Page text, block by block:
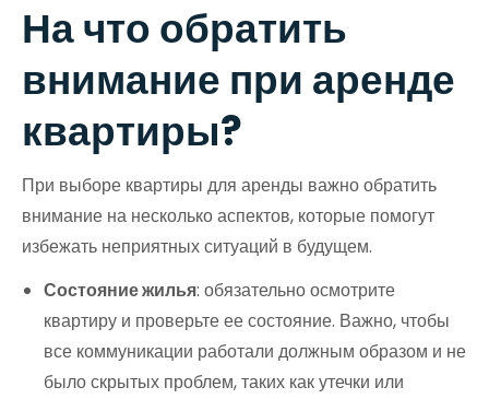
На что обратить
внимание при аренде
квартиры?
При выборе квартиры для аренды важно обратить
внимание на несколько аспектов, которые помогут
избежать неприятных ситуаций в будущем.
Состояние жилья: обязательно осмотрите
квартиру и проверьте ее состояние. Важно, чтобы
все коммуникации работали должным образом и не
было скрытых проблем, таких как утечки или